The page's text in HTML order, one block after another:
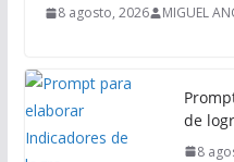
8 agosto, 2026 MIGUEL
de
8